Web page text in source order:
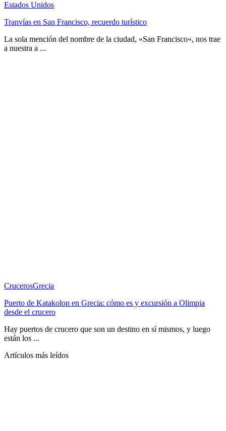
Estados Unidos
Tranvías en San Francisco, recuerdo turístico
La sola mención del nombre de la ciudad, «San Francisco«, nos trae
a nuestra a ...
CrucerosGrecia
Puerto de Katakolon en Grecia: cómo es y excursión a Olimpia
desde el crucero
Hay puertos de crucero que son un destino en sí mismos, y luego
están los ...
Artículos más leídos